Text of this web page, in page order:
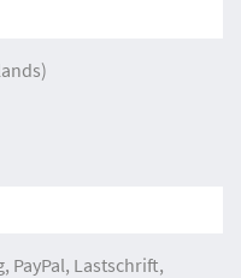
PayPal, Lastschrift,